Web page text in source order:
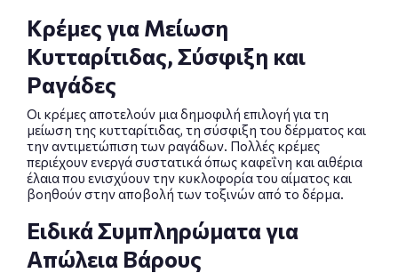
Κρέμες για Μείωση
Κυτταρίτιδας, Σύσφιξη και
Ραγάδες
Οι κρέμες αποτελούν μια δημοφιλή επιλογή για τη
μείωση της κυτταρίτιδας, τη σύσφιξη του δέρματος και
την αντιμετώπιση των ραγάδων. Πολλές κρέμες
περιέχουν ενεργά συστατικά όπως καφεΐνη και αιθέρια
έλαια που ενισχύουν την κυκλοφορία του αίματος και
βοηθούν στην αποβολή των τοξινών από το δέρμα.
Ειδικά Συμπληρώματα για
Απώλεια Βάρους